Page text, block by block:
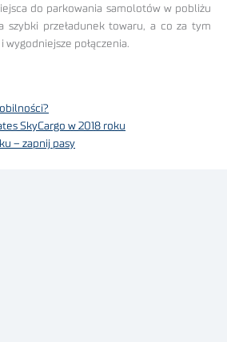
do parkowania samolotów w pobliżu
szybki przeładunek towaru, a co za tym
wygodniejsze połączenia.
SkyCargo w 2018 roku
– zapnij pasy